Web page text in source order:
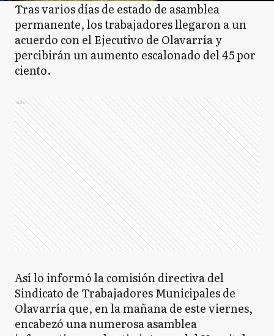
Tras varios días de estado de asamblea
permanente, los trabajadores llegaron a un
acuerdo con el Ejecutivo de Olavarría y
percibirán un aumento escalonado del 45 por
ciento.
Ads
Así lo informó la comisión directiva del
Sindicato de Trabajadores Municipales de
Olavarría que, en la mañana de este viernes,
encabezó una numerosa asamblea